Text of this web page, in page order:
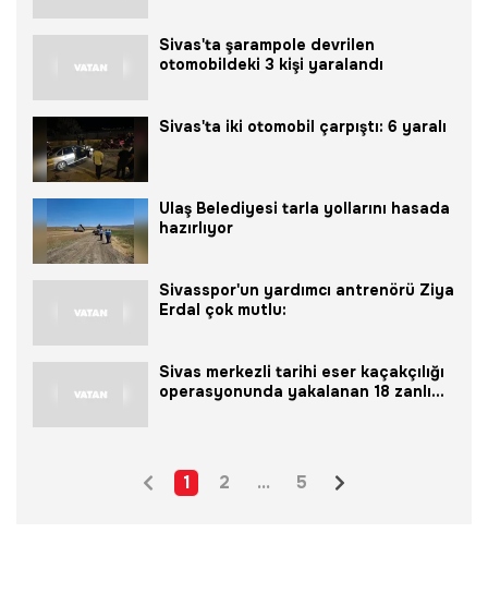
Sivas'ta şarampole devrilen
otomobildeki 3 kişi yaralandı
Sivas'ta iki otomobil çarpıştı: 6 yaralı
Ulaş Belediyesi tarla yollarını hasada
hazırlıyor
Sivasspor'un yardımcı antrenörü Ziya
Erdal çok mutlu:
Sivas merkezli tarihi eser kaçakçılığı
operasyonunda yakalanan 18 zanlı
1 2 ... 5